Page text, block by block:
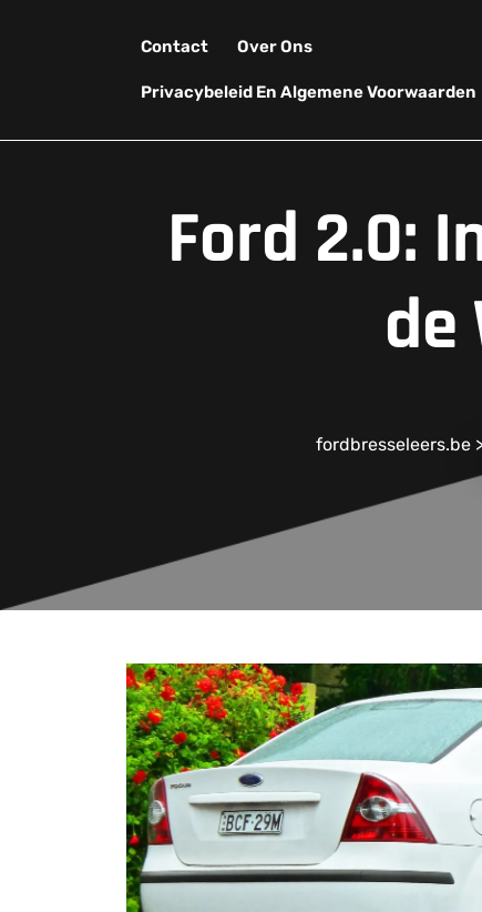
Contact Over Ons
Privacybeleid En Algemene Voorwaarden
Ford 2.0:
de
fordbresseleers.be